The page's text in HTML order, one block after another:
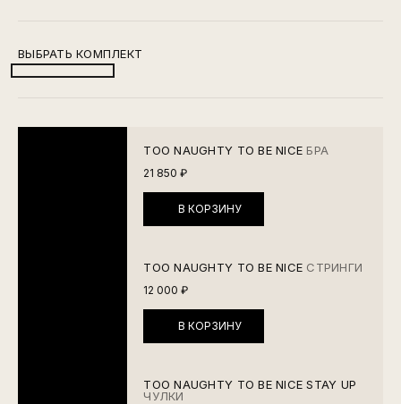
ВЫБРАТЬ КОМПЛЕКТ
TOO NAUGHTY TO BE NICE БРА
21 850 ₽
В КОРЗИНУ
TOO NAUGHTY TO BE NICE СТРИНГИ
12 000 ₽
В КОРЗИНУ
TOO NAUGHTY TO BE NICE STAY UP
ЧУЛКИ